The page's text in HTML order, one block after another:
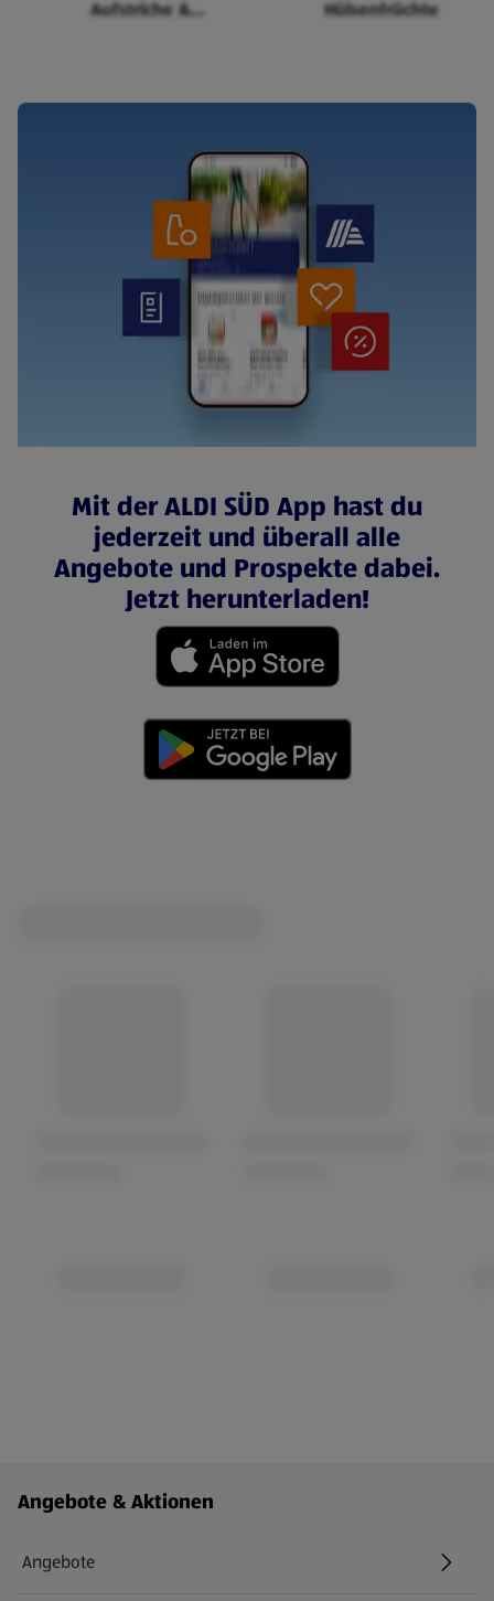
Aufstriche &
Hülsenfrüchte
Mit der ALDI SÜD App hast du
jederzeit und überall alle
Angebote und Prospekte dabei.
Jetzt herunterladen!
Fußzeilenmenü - weitere Links
Angebote & Aktionen
Angebote